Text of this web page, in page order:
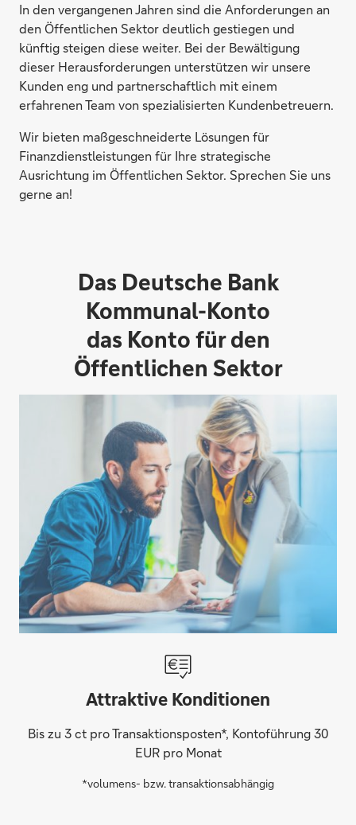
In den vergangenen Jahren sind die Anforderungen an
den Öffentlichen Sektor deutlich gestiegen und
künftig steigen diese weiter. Bei der Bewältigung
dieser Herausforderungen unterstützen wir unsere
Kunden eng und partnerschaftlich mit einem
erfahrenen Team von spezialisierten Kundenbetreuern.
Wir bieten maßgeschneiderte Lösungen für
Finanzdienstleistungen für Ihre strategische
Ausrichtung im Öffentlichen Sektor. Sprechen Sie uns
gerne an!
Das Deutsche Bank
Kommunal-Konto
das Konto für den
Öffentlichen Sektor
Attraktive Konditionen
Bis zu 3 ct pro Transaktionsposten*, Kontoführung 30
EUR pro Monat
*volumens- bzw. transaktionsabhängig